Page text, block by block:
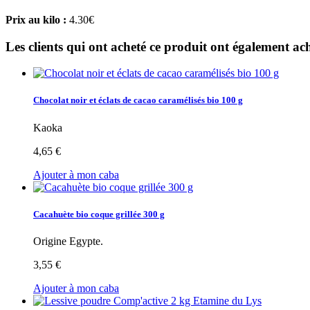
Prix au kilo : 4.30€
Les clients qui ont acheté ce produit ont également
Chocolat noir et éclats de cacao caramélisés bio 100 g
Kaoka
4,65 €
Ajouter à mon caba
Cacahuète bio coque grillée 300 g
Origine Egypte.
3,55 €
Ajouter à mon caba